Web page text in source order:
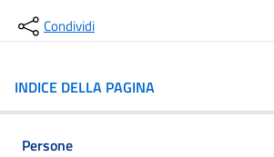
Condividi
INDICE DELLA PAGINA
Persone